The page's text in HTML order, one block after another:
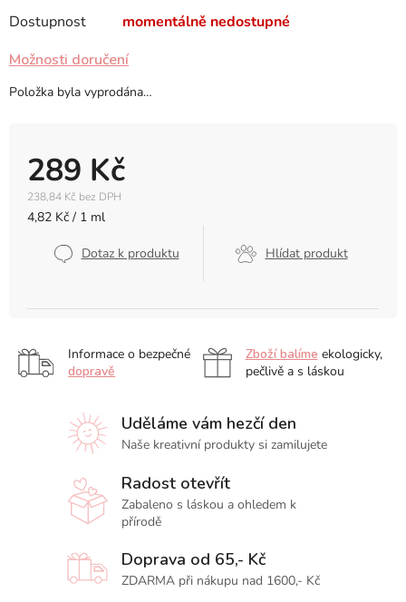
Dostupnost momentálně nedostupné
289 Kč
238,84 Kč bez DPH
Měrná
4,82 Kč / 1 ml
Dotaz k produktu Hlídat produkt
Možnosti doručení
Položka byla vyprodána…
Informace o bezpečné
dopravě
Zboží balíme ekologicky,
pečlivě a s láskou
Uděláme vám hezčí den
Naše kreativní produkty si zamilujete
Radost otevřít
Zabaleno s láskou a ohledem k
přírodě
Doprava od 65,- Kč
ZDARMA při nákupu nad 1600,- Kč